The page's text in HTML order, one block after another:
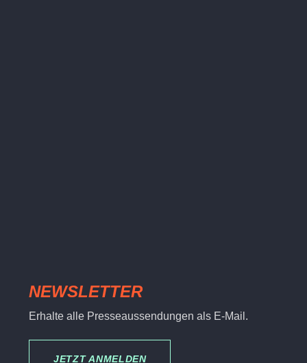
NEWSLETTER
Erhalte alle Presseaussendungen als E-Mail.
JETZT ANMELDEN